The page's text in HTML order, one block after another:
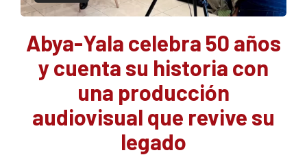
Abya-Yala celebra 50 años
y cuenta su historia con
una producción
audiovisual que revive su
legado